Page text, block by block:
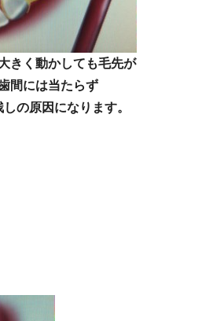
きく動かしても毛先が
間には当たらず
しの原因になります。